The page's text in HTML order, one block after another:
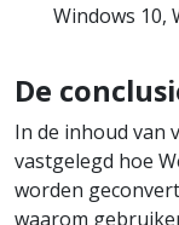
Windows 10,
De
In de inhoud van
vastgelegd hoe
worden
waarom